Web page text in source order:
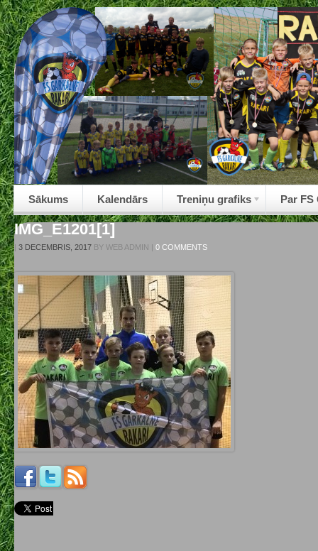
Sākums Kalendārs Treniņu grafiks Par FS
IMG_E1201[1]
| 3 DECEMBRIS, 2017 BY WEB ADMIN | 0 COMMENTS